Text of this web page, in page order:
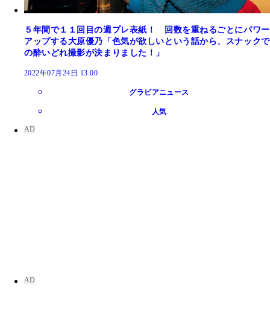
５年間で１１回目の週プレ表紙！ 回数を重ねるごとにパワー
アップする大原優乃「色気が欲しいという話から、スナックで
の酔いどれ撮影が決まりました！」
2022年07月24日 13:00
グラビアニュース
人気